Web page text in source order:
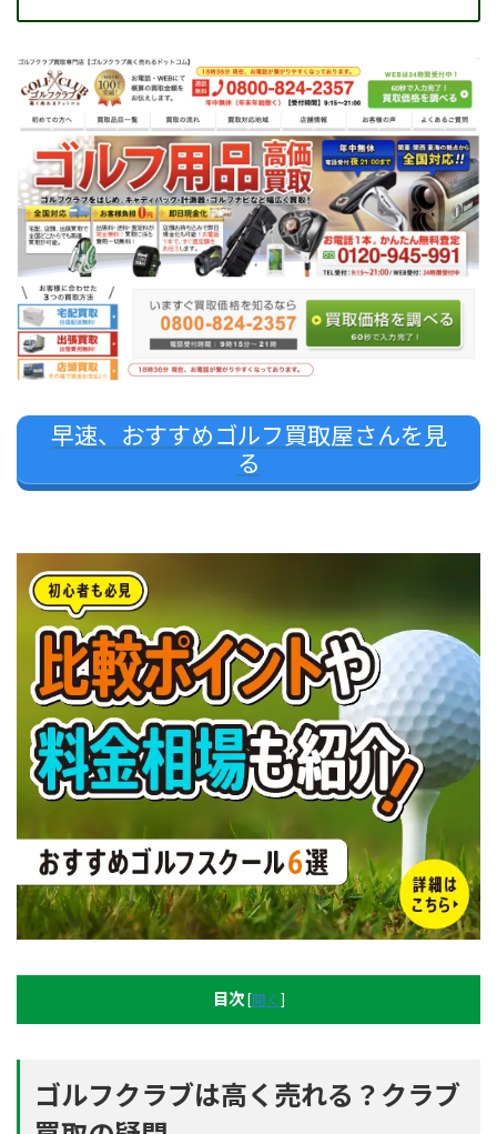
早速、おすすめゴルフ買取屋さんを見
る
目次 [開く ]
ゴルフクラブは高く売れる？クラブ